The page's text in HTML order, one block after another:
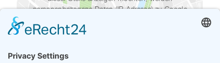
personenbezogene Daten (IP-Adresse) zu Google
von Google getrackt werden.
Cookie auf Ihrem Computer gesetzt, um dieser